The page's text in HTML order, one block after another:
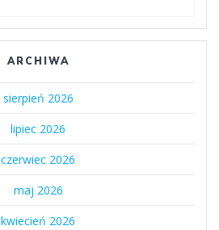
ARCHIWA
sierpień 2026
lipiec 2026
czerwiec 2026
maj 2026
kwiecień 2026